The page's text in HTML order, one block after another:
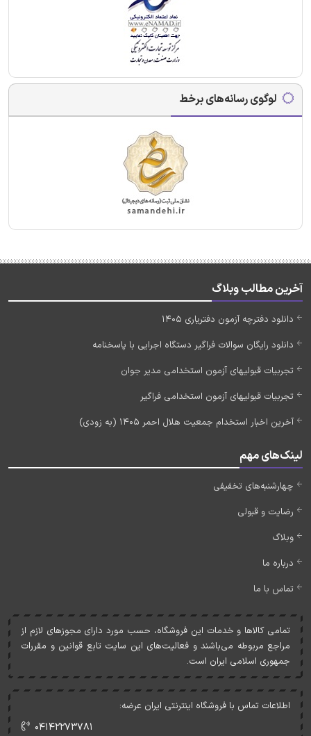
لوگوی رسانه‌های برخط
آخرین مطالب وبلاگ
دانلود دفترچه آزمون دفتریاری 1405
دانلود رایگان سوالات فراگیر دستگاه اجرایی با پاسخنامه
تجربیات قبولیهای آزمون استخدامی مدیر جوان
تجربیات قبولیهای آزمون استخدامی فراگیر
آخرین اخبار استخدام جمعیت هلال احمر 1405 (به زودی)
لینک‌های مهم
چهارشنبه‌های تخفیفی
رضایت و قبولی
وبلاگ
درباره ما
تماس با ما
تمامی کالاها و خدمات اين فروشگاه، حسب مورد دارای مجوزهای لازم از
مراجع مربوطه می‌باشند و فعاليت‌های اين سايت تابع قوانين و مقررات
جمهوری اسلامی ايران است.
اطلاعات تماس با فروشگاه اینترنتی ایران عرضه:
۰۴۱۴۲۲۷۳۷۸۱